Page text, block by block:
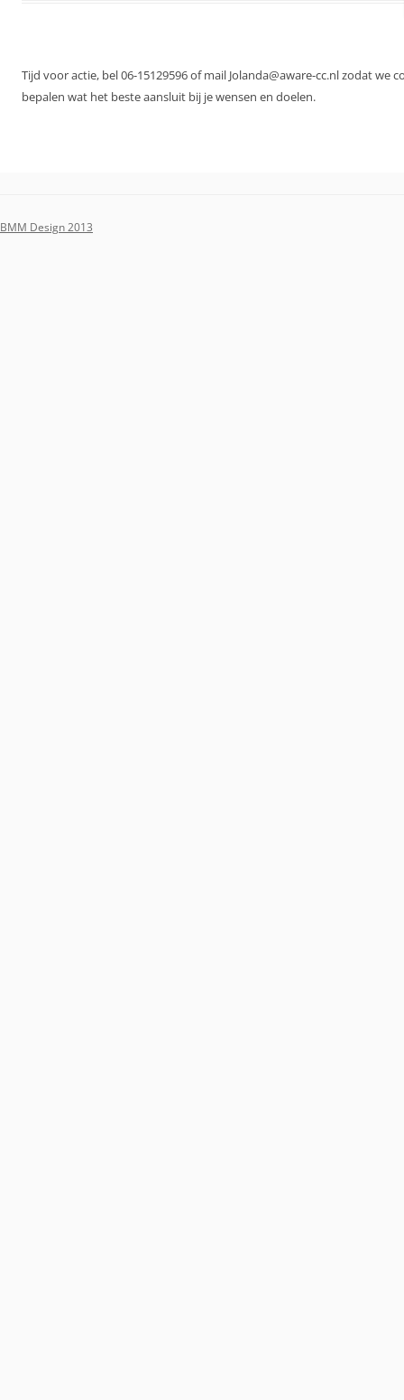
Tijd voor actie, bel 06-15129596 of mail Jolanda@aware-cc.nl zodat we
bepalen wat het beste aansluit bij je wensen en doelen.
BMM Design 2013